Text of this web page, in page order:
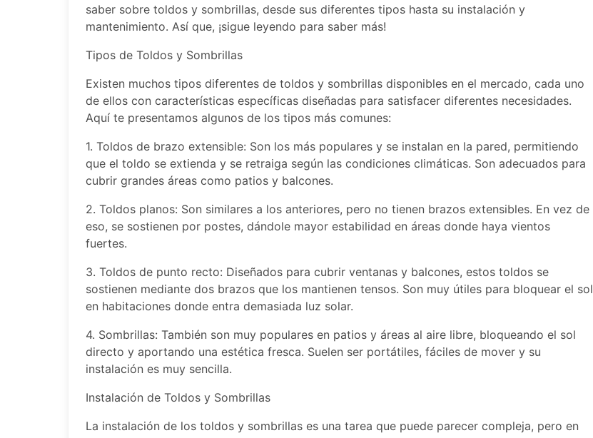
saber sobre toldos y sombrillas, desde sus diferentes tipos hasta su instalación y
mantenimiento. Así que, ¡sigue leyendo para saber más!
Tipos de Toldos y Sombrillas
Existen muchos tipos diferentes de toldos y sombrillas disponibles en el mercado, cada uno
de ellos con características específicas diseñadas para satisfacer diferentes necesidades.
Aquí te presentamos algunos de los tipos más comunes:
1. Toldos de brazo extensible: Son los más populares y se instalan en la pared, permitiendo
que el toldo se extienda y se retraiga según las condiciones climáticas. Son adecuados para
cubrir grandes áreas como patios y balcones.
2. Toldos planos: Son similares a los anteriores, pero no tienen brazos extensibles. En vez de
eso, se sostienen por postes, dándole mayor estabilidad en áreas donde haya vientos
fuertes.
3. Toldos de punto recto: Diseñados para cubrir ventanas y balcones, estos toldos se
sostienen mediante dos brazos que los mantienen tensos. Son muy útiles para bloquear el sol
en habitaciones donde entra demasiada luz solar.
4. Sombrillas: También son muy populares en patios y áreas al aire libre, bloqueando el sol
directo y aportando una estética fresca. Suelen ser portátiles, fáciles de mover y su
instalación es muy sencilla.
Instalación de Toldos y Sombrillas
La instalación de los toldos y sombrillas es una tarea que puede parecer compleja, pero en